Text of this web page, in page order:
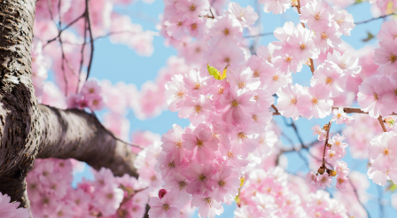
BRYLLUP
GRAVFERD
GIVARTENESTE
PÅMELDINGAR
KONTAKT